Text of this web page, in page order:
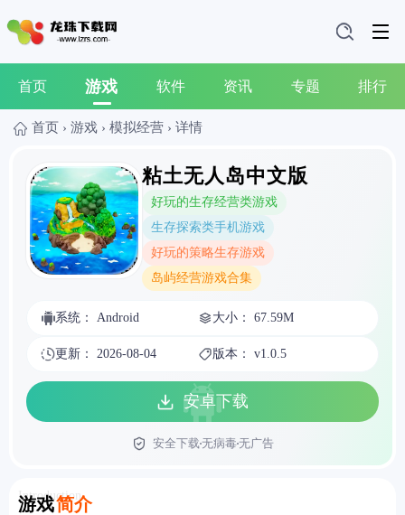
首页 游戏 软件 资讯 专题 排行
首页 › 游戏 › 模拟经营 › 详情
粘土无人岛中文版
好玩的生存经营类游戏
生存探索类手机游戏
好玩的策略生存游戏
岛屿经营游戏合集
系统： Android 大小： 67.59M
更新： 2026-08-04 版本： v1.0.5
安卓下载
安全下载无病毒无广告
游戏简介
Introduction